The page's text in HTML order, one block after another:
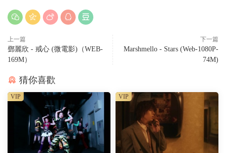
上一篇
鄧麗欣 - 戒心 (微電影)（WEB-
169M）
下一篇
Marshmello - Stars (Web-1080P-
74M)
猜你喜歡
VIP VIP